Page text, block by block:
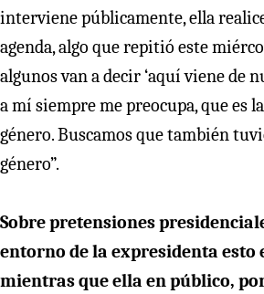
interviene públicamente, ella
agenda, algo que repitió este
algunos van a decir ‘aquí viene de
a mí siempre me preocupa, que es
género. Buscamos que también
género”.
Sobre pretensiones
entorno de la expresidenta esto
mientras que ella en público,